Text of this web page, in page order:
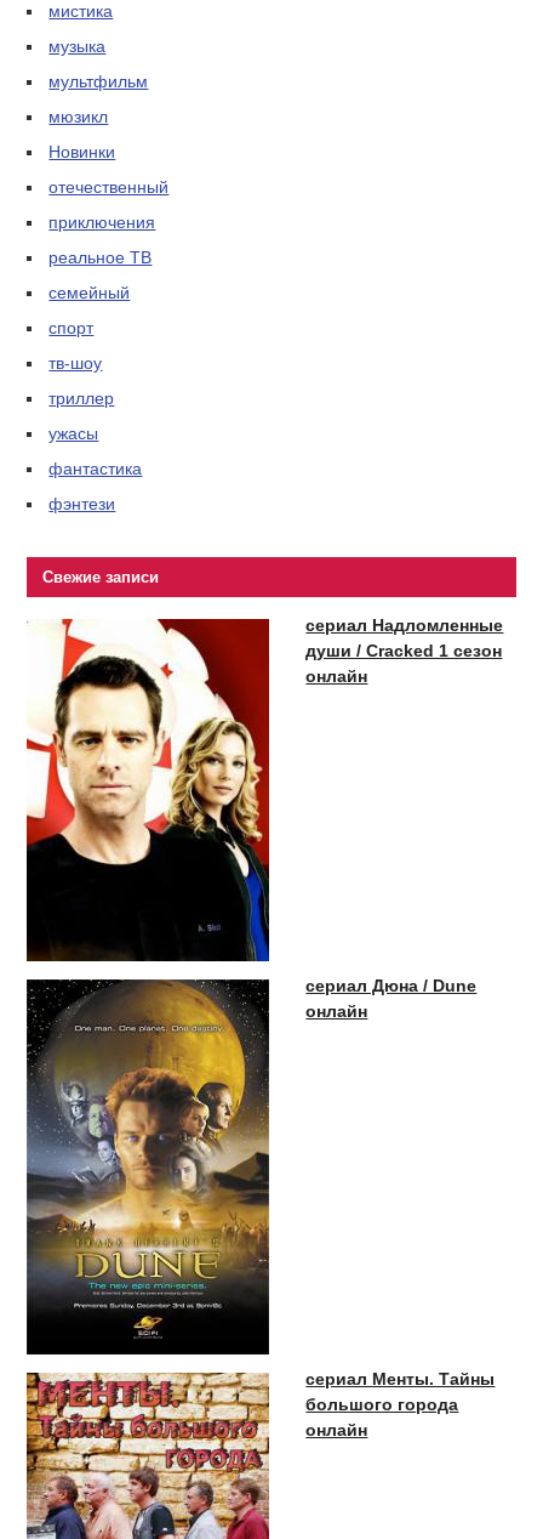
мистика
музыка
мультфильм
мюзикл
Новинки
отечественный
приключения
реальное ТВ
семейный
спорт
тв-шоу
триллер
ужасы
фантастика
фэнтези
Свежие записи
сериал Надломленные
души / Cracked 1 сезон
онлайн
сериал Дюна / Dune
онлайн
сериал Менты. Тайны
большого города
онлайн